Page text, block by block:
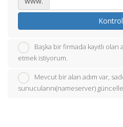
Başka bir firmada kayıtlı olan
etmek istiyorum.
Mevcut bir alan adım var,
sunucularını(nameserver)